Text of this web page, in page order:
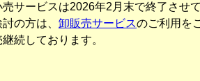
サービスは2026年2月末で終了させ
の方は、 卸販売サービスのご利用を
続しております。